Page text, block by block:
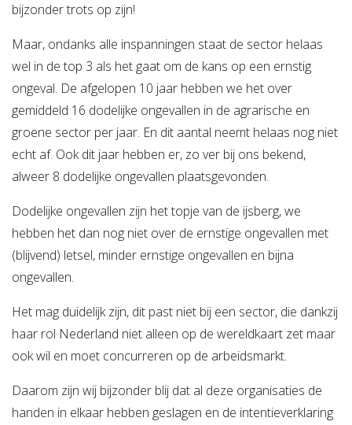
bijzonder trots op zijn!
Maar, ondanks alle inspanningen staat de sector helaas
wel in de top 3 als het gaat om de kans op een ernstig
ongeval. De afgelopen 10 jaar hebben we het over
gemiddeld 16 dodelijke ongevallen in de agrarische en
groene sector per jaar. En dit aantal neemt helaas nog niet
echt af. Ook dit jaar hebben er, zo ver bij ons bekend,
alweer 8 dodelijke ongevallen plaatsgevonden.
Dodelijke ongevallen zijn het topje van de ijsberg, we
hebben het dan nog niet over de ernstige ongevallen met
(blijvend) letsel, minder ernstige ongevallen en bijna
ongevallen.
Het mag duidelijk zijn, dit past niet bij een sector, die dankzij
haar rol Nederland niet alleen op de wereldkaart zet maar
ook wil en moet concurreren op de arbeidsmarkt.
Daarom zijn wij bijzonder blij dat al deze organisaties de
handen in elkaar hebben geslagen en de intentieverklaring